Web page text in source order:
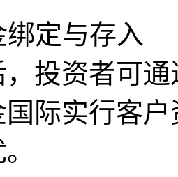
定与存入
投资者可
际实行客